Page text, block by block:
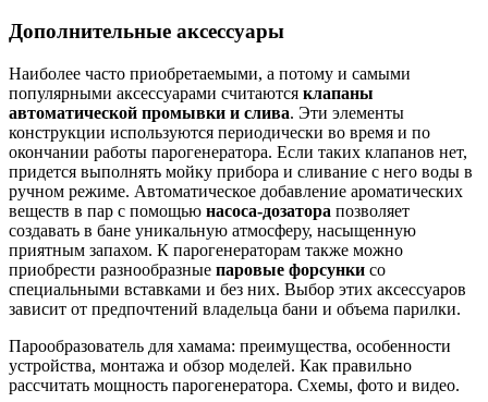
Дополнительные аксессуары
Наиболее часто приобретаемыми, а потому и самыми
популярными аксессуарами считаются клапаны
автоматической промывки и слива. Эти элементы
конструкции используются периодически во время и по
окончании работы парогенератора. Если таких клапанов нет,
придется выполнять мойку прибора и сливание с него воды в
ручном режиме. Автоматическое добавление ароматических
веществ в пар с помощью насоса-дозатора позволяет
создавать в бане уникальную атмосферу, насыщенную
приятным запахом. К парогенераторам также можно
приобрести разнообразные паровые форсунки со
специальными вставками и без них. Выбор этих аксессуаров
зависит от предпочтений владельца бани и объема парилки.
Парообразователь для хамама: преимущества, особенности
устройства, монтажа и обзор моделей. Как правильно
рассчитать мощность парогенератора. Схемы, фото и видео.